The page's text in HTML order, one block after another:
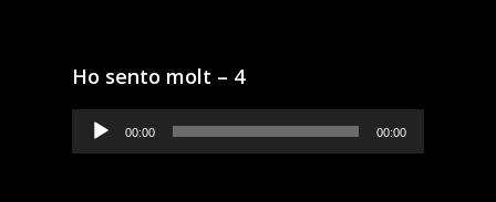
Ho sento molt – 4
Reproductor
de
00:00 00:00